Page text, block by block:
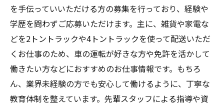
を手伝っていいただける方の募集を行っており、経験や
学歴を問わずご応募いただけます。主に、雑貨や家電な
どを2トントラックや4トントラックを使って配送いただ
くお仕事のため、車の運転が好きな方や免許を活かして
働きたい方などにおすすめのお仕事情報です。もちろ
ん、業界未経験の方でも安心して働けるように、丁寧な
教育体制を整えています。先輩スタッフによる指導や資